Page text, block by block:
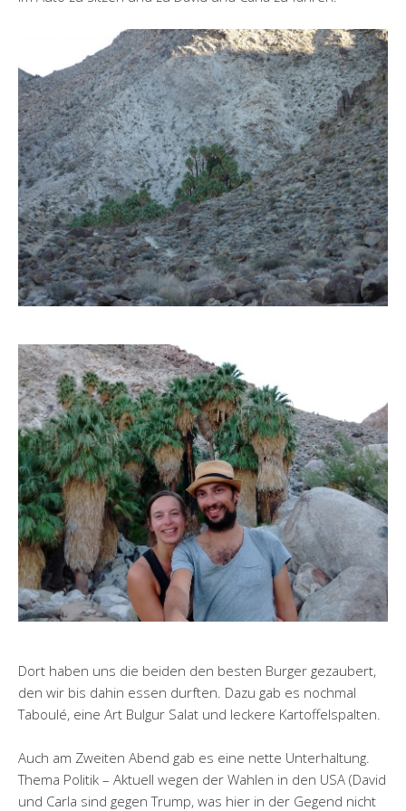
Dort haben uns die beiden den besten Burger gezaubert,
den wir bis dahin essen durften. Dazu gab es nochmal
Taboulé, eine Art Bulgur Salat und leckere Kartoffelspalten.
Auch am Zweiten Abend gab es eine nette Unterhaltung.
Thema Politik – Aktuell wegen der Wahlen in den USA (David
und Carla sind gegen Trump, was hier in der Gegend nicht